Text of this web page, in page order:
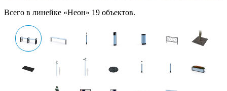
Всего в линейке «Неон» 19 объектов.